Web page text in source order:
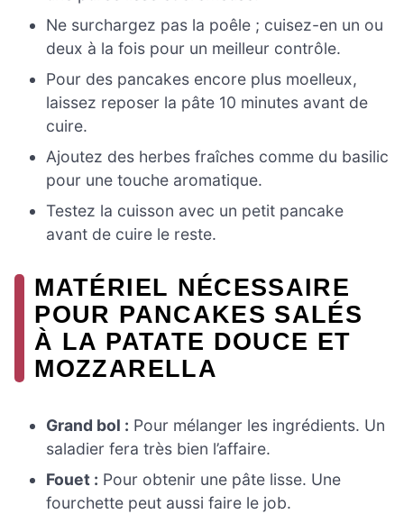
Ne surchargez pas la poêle ; cuisez-en un ou
deux à la fois pour un meilleur contrôle.
Pour des pancakes encore plus moelleux,
laissez reposer la pâte 10 minutes avant de
cuire.
Ajoutez des herbes fraîches comme du basilic
pour une touche aromatique.
Testez la cuisson avec un petit pancake
avant de cuire le reste.
MATÉRIEL NÉCESSAIRE
POUR PANCAKES SALÉS
À LA PATATE DOUCE ET
MOZZARELLA
Grand bol : Pour mélanger les ingrédients. Un
saladier fera très bien l’affaire.
Fouet : Pour obtenir une pâte lisse. Une
fourchette peut aussi faire le job.